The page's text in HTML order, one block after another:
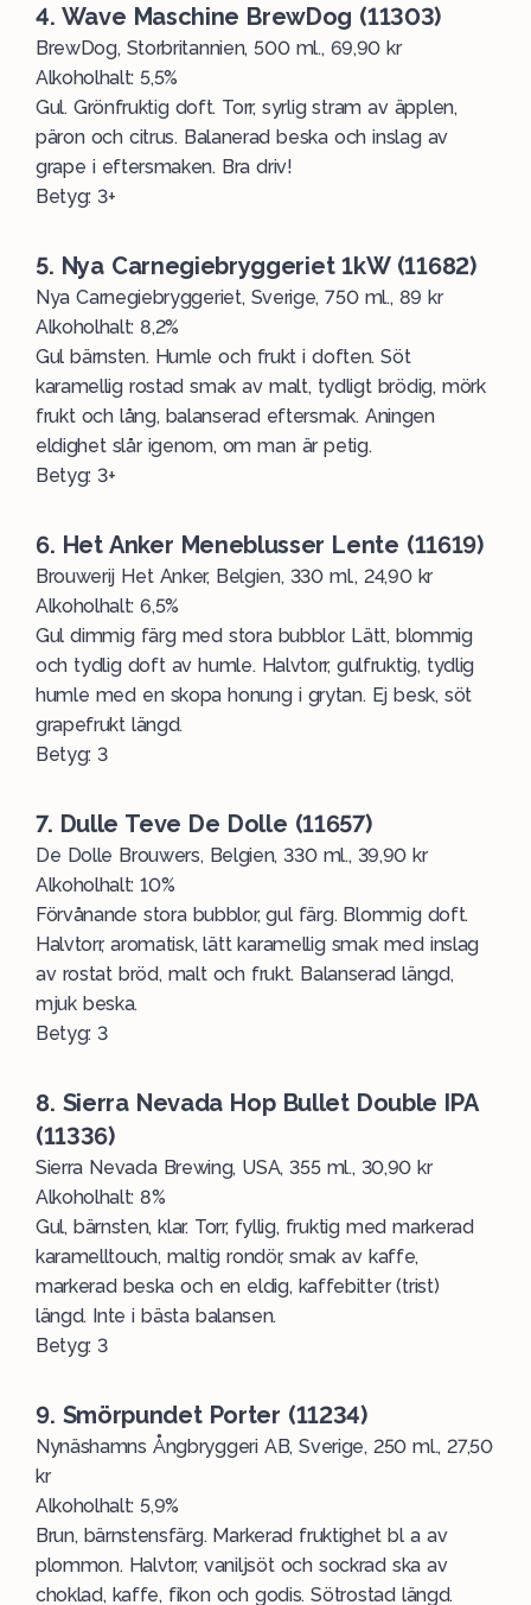
4. Wave Maschine BrewDog (11303)
BrewDog, Storbritannien, 500 ml., 69,90 kr
Alkoholhalt: 5,5%
Gul. Grönfruktig doft. Torr, syrlig stram av äpplen,
päron och citrus. Balanerad beska och inslag av
grape i eftersmaken. Bra driv!
Betyg: 3+
5. Nya Carnegiebryggeriet 1kW (11682)
Nya Carnegiebryggeriet, Sverige, 750 ml., 89 kr
Alkoholhalt: 8,2%
Gul bärnsten. Humle och frukt i doften. Söt
karamellig rostad smak av malt, tydligt brödig, mörk
frukt och lång, balanserad eftersmak. Aningen
eldighet slår igenom, om man är petig.
Betyg: 3+
6. Het Anker Meneblusser Lente (11619)
Brouwerij Het Anker, Belgien, 330 ml., 24,90 kr
Alkoholhalt: 6,5%
Gul dimmig färg med stora bubblor. Lätt, blommig
och tydlig doft av humle. Halvtorr, gulfruktig, tydlig
humle med en skopa honung i grytan. Ej besk, söt
grapefrukt längd.
Betyg: 3
7. Dulle Teve De Dolle (11657)
De Dolle Brouwers, Belgien, 330 ml., 39,90 kr
Alkoholhalt: 10%
Förvånande stora bubblor, gul färg. Blommig doft.
Halvtorr, aromatisk, lätt karamellig smak med inslag
av rostat bröd, malt och frukt. Balanserad längd,
mjuk beska.
Betyg: 3
8. Sierra Nevada Hop Bullet Double IPA
(11336)
Sierra Nevada Brewing, USA, 355 ml., 30,90 kr
Alkoholhalt: 8%
Gul, bärnsten, klar. Torr, fyllig, fruktig med markerad
karamelltouch, maltig rondör, smak av kaffe,
markerad beska och en eldig, kaffebitter (trist)
längd. Inte i bästa balansen.
Betyg: 3
9. Smörpundet Porter (11234)
Nynäshamns Ångbryggeri AB, Sverige, 250 ml., 27,50
kr
Alkoholhalt: 5,9%
Brun, bärnstensfärg. Markerad fruktighet bl a av
plommon. Halvtorr, vaniljsöt och sockrad ska av
choklad, kaffe, fikon och godis. Sötrostad längd.